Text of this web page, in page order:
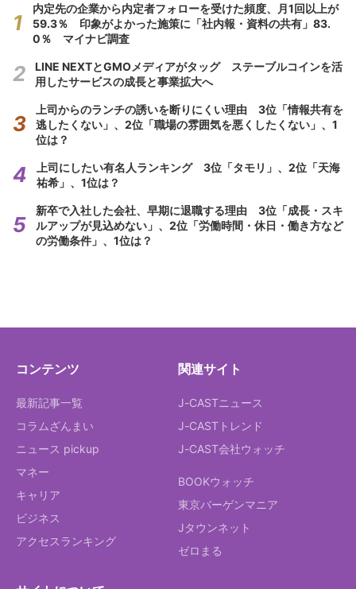
内定先の企業から内定者フォローを受けた頻度、月1回以上が
59.3％ 印象がよかった施策に「社内報・資料の共有」83.
0％ マイナビ調査
LINE NEXTとGMOメディアがタッグ ステーブルコインを活
用したサービスの成長と事業拡大へ
上司からのランチの誘いを断りにくい理由 3位「情報共有を
逃したくない」、2位「職場の雰囲気を悪くしたくない」、1
位は？
上司にしたい有名人ランキング 3位「タモリ」、2位「天海
祐希」、1位は？
新卒で入社した会社、早期に退職する理由 3位「成長・スキ
ルアップが見込めない」、2位「労働時間・休日・働き方など
の労働条件」、1位は？
コンテンツ
最新記事一覧
コラムざんまい
ニュース pickup
マネー
キャリア
ビジネス
アクセスランキング
関連サイト
J-CASTニュース
J-CASTトレンド
J-CAST会社ウォッチ
BOOKウォッチ
東京バーゲンマニア
Jタウンネット
ゼロまる